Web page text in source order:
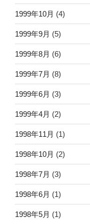
1999年10月 (4)
1999年9月 (5)
1999年8月 (6)
1999年7月 (8)
1999年6月 (3)
1999年4月 (2)
1998年11月 (1)
1998年10月 (2)
1998年7月 (3)
1998年6月 (1)
1998年5月 (1)